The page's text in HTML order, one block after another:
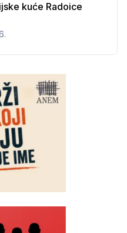
kuće Radoice